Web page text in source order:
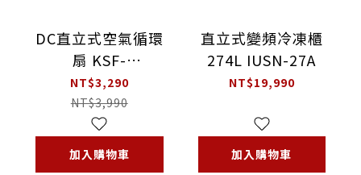
DC直立式空氣循環
扇 KSF-
SDC151TEC
NT$3,290
NT$3,990
加入購物車
直立式變頻冷凍櫃
274L IUSN-27A
NT$19,990
加入購物車